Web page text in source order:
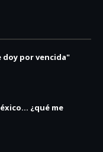
doy por vencida"
¿qué me